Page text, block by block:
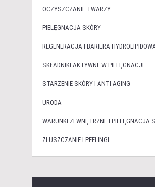
OCZYSZCZANIE TWARZY
PIELĘGNACJA SKÓRY
REGENERACJA I BARIERA
SKŁADNIKI AKTYWNE W PIELĘGNACJI
STARZENIE SKÓRY I ANTI-AGING
URODA
WARUNKI ZEWNĘTRZNE I PIELĘGNACJA
ZŁUSZCZANIE I PEELINGI